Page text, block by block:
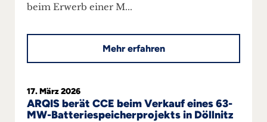
beim Erwerb einer M...
Mehr erfahren
17. März 2026
ARQIS berät CCE beim Verkauf eines 63-
MW-Batteriespeicherprojekts in Döllnitz